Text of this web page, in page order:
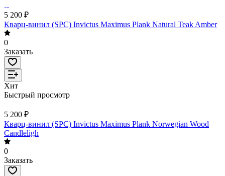
5 200 ₽
Кварц-винил (SPC) Invictus Maximus Plank Natural Teak Amber
0
Заказать
Хит
Быстрый просмотр
5 200 ₽
Кварц-винил (SPC) Invictus Maximus Plank Norwegian Wood
Candleligh
0
Заказать